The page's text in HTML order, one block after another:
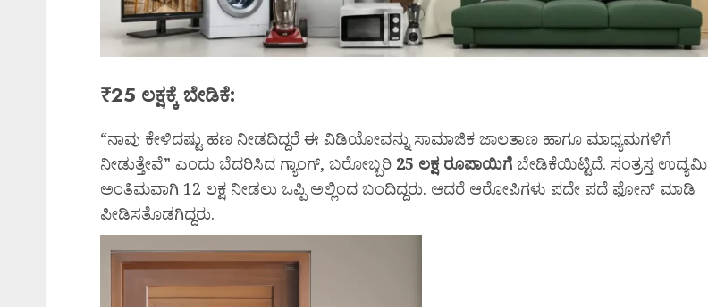
₹25 ಲಕ್ಷಕ್ಕೆ ಬೇಡಿಕೆ:
“ನಾವು ಕೇಳಿದಷ್ಟು ಹಣ ನೀಡದಿದ್ದರೆ ಈ ವಿಡಿಯೋವನ್ನು ಸಾಮಾಜಿಕ ಜಾಲತಾಣ ಹಾಗೂ ಮಾಧ್ಯಮಗಳಿಗೆ
ನೀಡುತ್ತೇವೆ” ಎಂದು ಬೆದರಿಸಿದ ಗ್ಯಾಂಗ್, ಬರೋಬ್ಬರಿ 25 ಲಕ್ಷ ರೂಪಾಯಿಗೆ ಬೇಡಿಕೆಯಿಟ್ಟಿದೆ. ಸಂತ್ರಸ್ತ ಉದ್ಯಮಿ
ಅಂತಿಮವಾಗಿ 12 ಲಕ್ಷ ನೀಡಲು ಒಪ್ಪಿ ಅಲ್ಲಿಂದ ಬಂದಿದ್ದರು. ಆದರೆ ಆರೋಪಿಗಳು ಪದೇ ಪದೆ ಫೋನ್ ಮಾಡಿ
ಪೀಡಿಸತೊಡಗಿದ್ದರು.